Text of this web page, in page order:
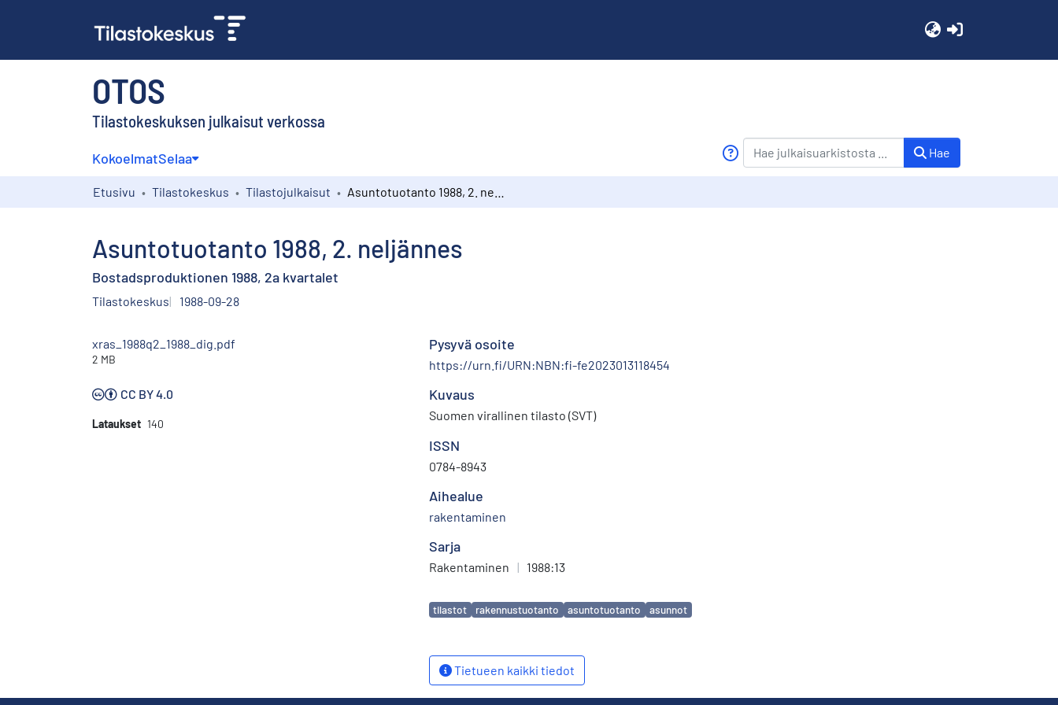
OTOS
Tilastokeskuksen julkaisut verkossa
KokoelmatSelaa Hae
Etusivu Tilastokeskus Tilastojulkaisut
Asuntotuotanto 1988, 2. neljännes
Bostadsproduktionen 1988, 2a kvartalet
Tilastokeskus 1988-09-28
xras_1988q2_1988_dig.pdf
2 MB
CC BY 4.0
Lataukset 140
Pysyvä osoite
https://urn.fi/URN:NBN:fi-fe2023013118454
Kuvaus
Suomen virallinen tilasto (SVT)
ISSN
0784-8943
Aihealue
rakentaminen
Sarja
Rakentaminen | 1988:13
Avainsanat
tilastot rakennustuotanto asuntotuotanto asunnot
Tietueen kaikki tiedot